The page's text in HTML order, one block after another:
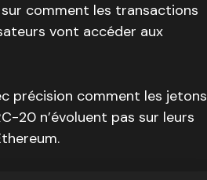
comment les transactions
vont accéder aux
précision comment les jetons
20 n’évoluent pas sur leurs